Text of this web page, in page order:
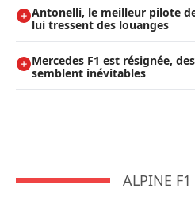
Antonelli, le meilleur pilote
lui tressent des louanges
Mercedes F1 est résignée,
semblent inévitables
ALPINE F1